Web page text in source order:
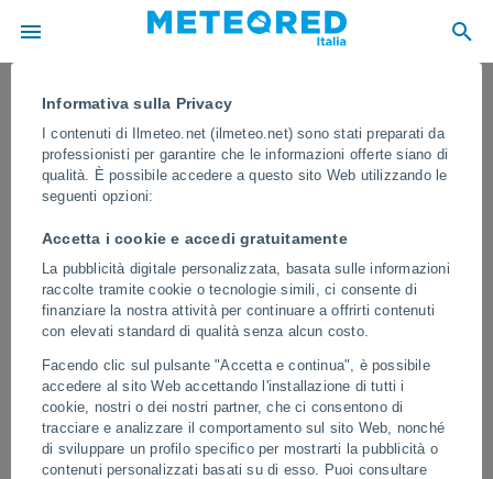
Informativa sulla Privacy
I contenuti di Ilmeteo.net (ilmeteo.net) sono stati preparati da
professionisti per garantire che le informazioni offerte siano di
qualità. È possibile accedere a questo sito Web utilizzando le
seguenti opzioni:
Accetta i cookie e accedi gratuitamente
La pubblicità digitale personalizzata, basata sulle informazioni
raccolte tramite cookie o tecnologie simili, ci consente di
finanziare la nostra attività per continuare a offrirti contenuti
con elevati standard di qualità senza alcun costo.
Facendo clic sul pulsante "Accetta e continua", è possibile
accedere al sito Web accettando l'installazione di tutti i
cookie, nostri o dei nostri partner, che ci consentono di
tracciare e analizzare il comportamento sul sito Web, nonché
di sviluppare un profilo specifico per mostrarti la pubblicità o
contenuti personalizzati basati su di esso. Puoi consultare
Gravi inondazioni a Xiamen, in Cina!
Con precipitazioni superiori a 300 mm
Le forti piogge hanno lasciato le strade completamente allagate e
hanno avuto gravi ripercussioni sul traffico, sui trasporti pubblici e
su numerose infrastrutture.